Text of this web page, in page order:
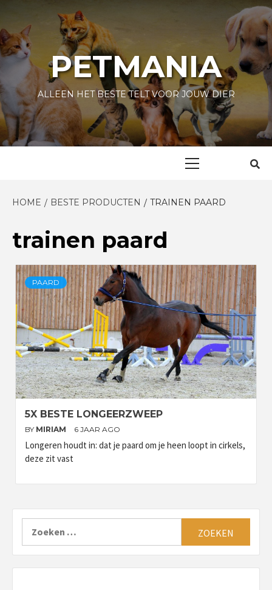
content
PETMANIA
ALLEEN HET BESTE TELT VOOR JOUW DIER
HOME BESTE PRODUCTEN TRAINEN PAARD
trainen paard
PAARD
5X BESTE LONGEERZWEEP
BY MIRIAM 6 JAAR AGO
Longeren houdt in: dat je paard om je heen loopt in cirkels,
deze zit vast